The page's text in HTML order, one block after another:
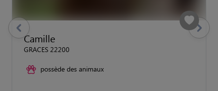
Camille
GRACES 22200
possède des animaux
previous Suivant